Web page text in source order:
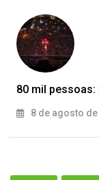
80 mil
8 de agosto de